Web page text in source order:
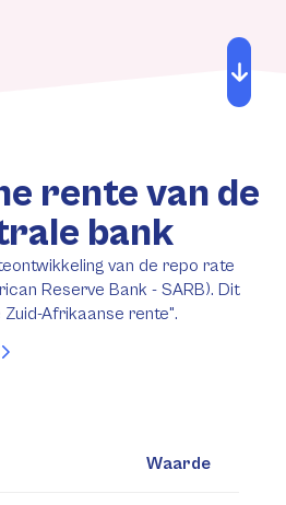
Rentewijzigingen
rente van de
bank
van de repo rate
Reserve Bank - SARB). Dit
Afrikaanse rente".
Waarde